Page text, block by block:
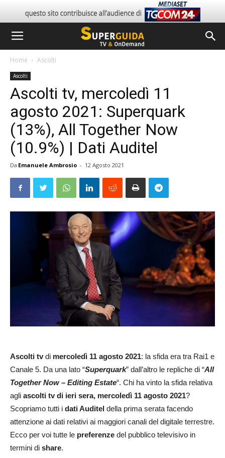
Home Ascolti
Ascolti
Ascolti tv, mercoledì 11
agosto 2021: Superquark
(13%), All Together Now
(10.9%) | Dati Auditel
Da Emanuele Ambrosio - 12 Agosto 2021
Ascolti tvdi mercoledì 11 agosto 2021: la sfida era tra Rai1 e
Canale 5. Da una lato “Superquark” dall’altro le repliche di “All
Together Now – Editing Estate“. Chi ha vinto la sfida relativa
agli ascolti tv di ieri sera, mercoledì 11 agosto 2021?
Scopriamo tutti i dati Auditel della prima serata facendo
attenzione ai dati relativi ai maggiori canali del digitale terrestre.
Ecco per voi tutte le preferenze del pubblico televisivo in
termini di share.